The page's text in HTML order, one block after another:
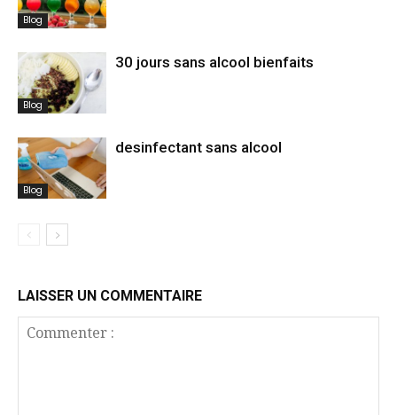
Blog
Blog
30 jours sans alcool bienfaits
Blog
desinfectant sans alcool
LAISSER UN COMMENTAIRE